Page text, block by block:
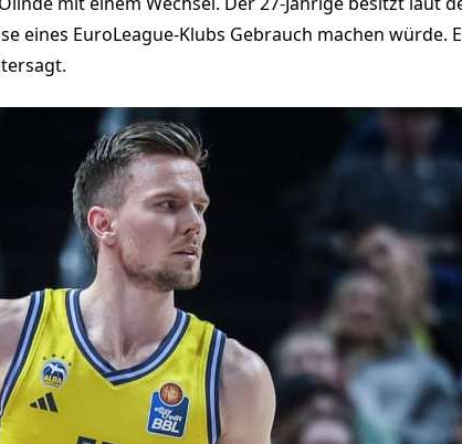
eines EuroLeague-Klubs Gebrauch machen würde.